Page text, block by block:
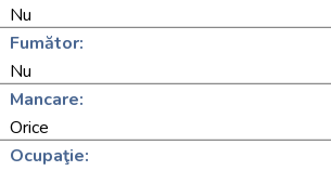
Nu
Fumător:
Nu
Mancare:
Orice
Ocupaţie: